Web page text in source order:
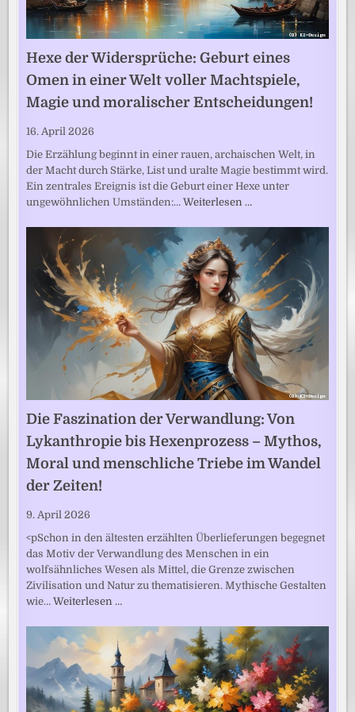
Hexe der Widersprüche: Geburt eines
Omen in einer Welt voller Machtspiele,
Magie und moralischer Entscheidungen!
16. April 2026
Die Erzählung beginnt in einer rauen, archaischen Welt, in
der Macht durch Stärke, List und uralte Magie bestimmt wird.
Ein zentrales Ereignis ist die Geburt einer Hexe unter
ungewöhnlichen Umständen:…Weiterlesen …
Die Faszination der Verwandlung: Von
Lykanthropie bis Hexenprozess – Mythos,
Moral und menschliche Triebe im Wandel
der Zeiten!
9. April 2026
<pSchon in den ältesten erzählten Überlieferungen begegnet
das Motiv der Verwandlung des Menschen in ein
wolfsähnliches Wesen als Mittel, die Grenze zwischen
Zivilisation und Natur zu thematisieren. Mythische Gestalten
wie…Weiterlesen …